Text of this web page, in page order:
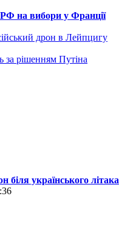
РФ на вибори у Франції
дрон в Лейпцигу
за рішенням Путіна
біля українського літака